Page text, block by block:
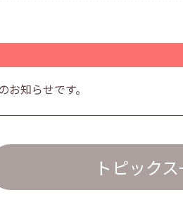
知らせです。
トピック